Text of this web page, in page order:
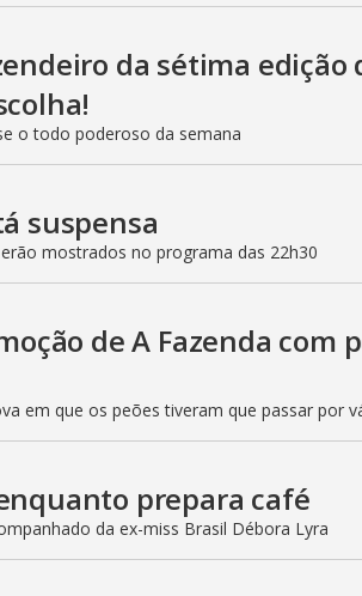
da sétima edição
o todo poderoso da semana
suspensa
mostrados no programa das 22h30
de A Fazenda com
em que os peões tiveram que passar por
prepara café
da ex-miss Brasil Débora Lyra